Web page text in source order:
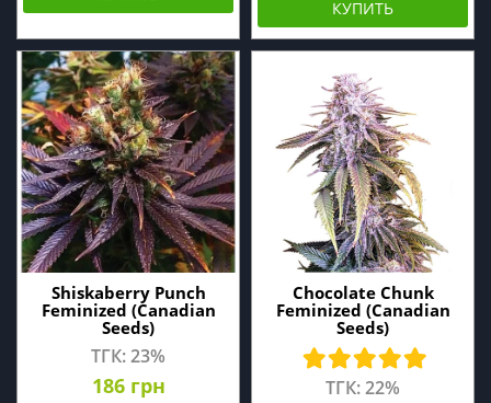
КУПИТЬ
Shiskaberry Punch
Feminized (Canadian
Seeds)
ТГК: 23%
186 грн
Chocolate Chunk
Feminized (Canadian
Seeds)
ТГК: 22%